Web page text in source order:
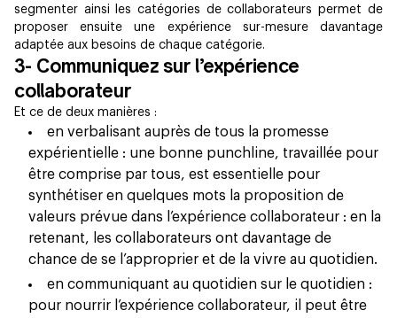
segmenter ainsi les catégories de collaborateurs permet de
proposer ensuite une expérience sur-mesure davantage
adaptée aux besoins de chaque catégorie.
3- Communiquez sur l’expérience
collaborateur
Et ce de deux manières :
en verbalisant auprès de tous la promesse
expérientielle : une bonne punchline, travaillée pour
être comprise par tous, est essentielle pour
synthétiser en quelques mots la proposition de
valeurs prévue dans l’expérience collaborateur : en la
retenant, les collaborateurs ont davantage de
chance de se l’approprier et de la vivre au quotidien.
en communiquant au quotidien sur le quotidien :
pour nourrir l’expérience collaborateur, il peut être